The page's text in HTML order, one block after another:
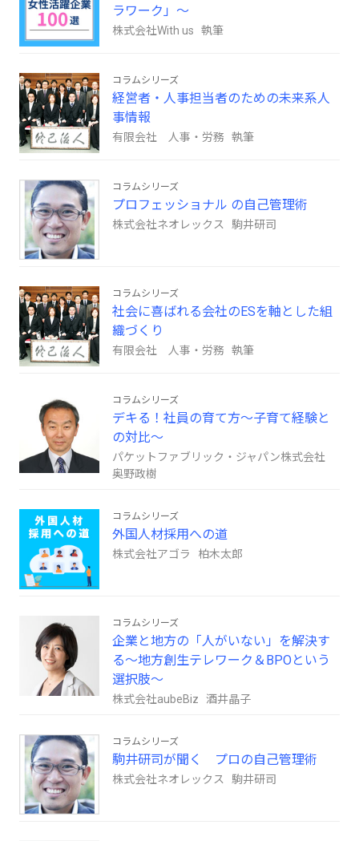
ラワーク」～
株式会社With us 執筆
コラムシリーズ
経営者・人事担当者のための未来系人
事情報
有限会社 人事・労務 執筆
コラムシリーズ
プロフェッショナル の自己管理術
株式会社ネオレックス 駒井研司
コラムシリーズ
社会に喜ばれる会社のESを軸とした組
織づくり
有限会社 人事・労務 執筆
コラムシリーズ
デキる！社員の育て方～子育て経験と
の対比～
パケットファブリック・ジャパン株式会社
奥野政樹
コラムシリーズ
外国人材採用への道
株式会社アゴラ 柏木太郎
コラムシリーズ
企業と地方の「人がいない」を解決す
る～地方創生テレワーク＆BPOという
選択肢～
株式会社aubeBiz 酒井晶子
コラムシリーズ
駒井研司が聞く プロの自己管理術
株式会社ネオレックス 駒井研司